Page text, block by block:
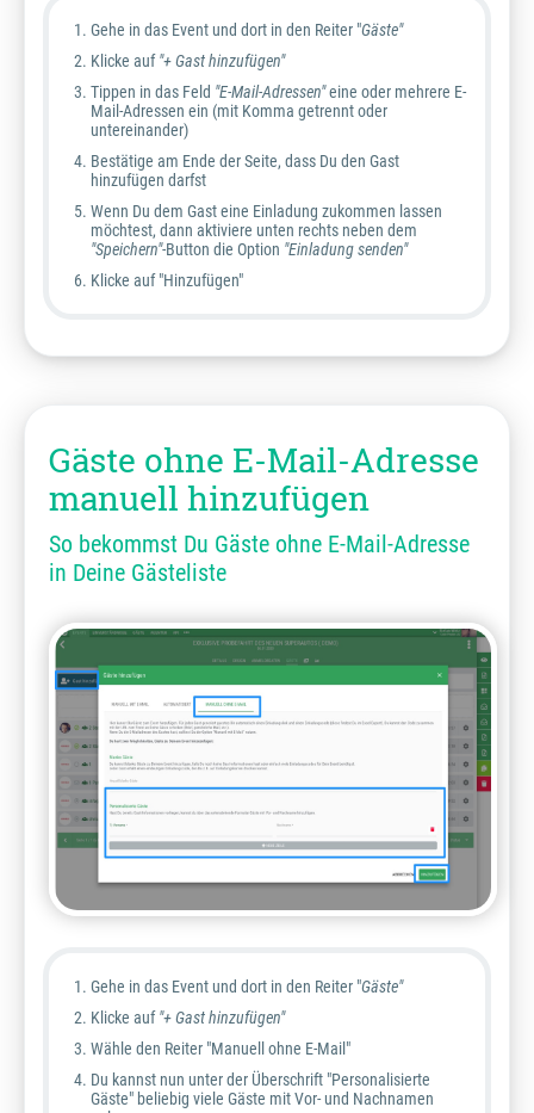
Gehe in das Event und dort in den Reiter "Gäste"
Klicke auf"+ Gast hinzufügen"
Tippen in das Feld "E-Mail-Adressen"eine oder mehrere E-
Mail-Adressen ein (mit Komma getrennt oder
untereinander)
Bestätige am Ende der Seite, dass Du den Gast
hinzufügen darfst
Wenn Du dem Gast eine Einladung zukommen lassen
möchtest, dann aktiviere unten rechts neben dem
"Speichern"-Button die Option "Einladung senden"
Klicke auf "Hinzufügen"
Gäste ohne E-Mail-Adresse
manuell hinzufügen
So bekommst Du Gäste ohne E-Mail-Adresse
in Deine Gästeliste
Gehe in das Event und dort in den Reiter "Gäste"
Klicke auf"+ Gast hinzufügen"
Wähle den Reiter "Manuell ohne E-Mail"
Du kannst nun unter der Überschrift "Personalisierte
Gäste" beliebig viele Gäste mit Vor- und Nachnamen